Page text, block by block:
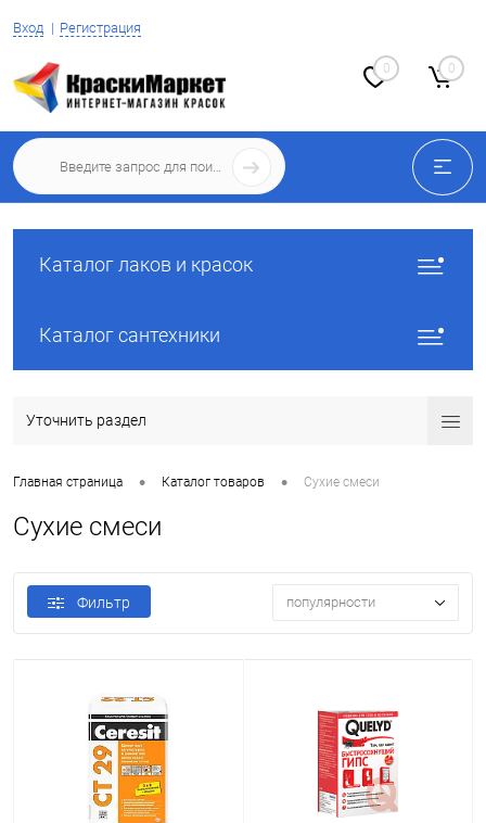
Вход Регистрация
0 0
Каталог лаков и красок
Каталог сантехники
Уточнить раздел
Главная страница • Каталог товаров • Сухие смеси
Сухие смеси
Фильтр популярности